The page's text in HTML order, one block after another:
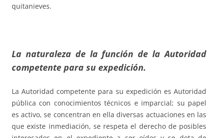
quitanieves.
La naturaleza de la función de la Autoridad
competente para su expedición.
La Autoridad competente para su expedición es Autoridad
pública con conocimientos técnicos e imparcial; su papel
es activo, se concentran en ella diversas actuaciones en las
que existe inmediación, se respeta el derecho de posibles